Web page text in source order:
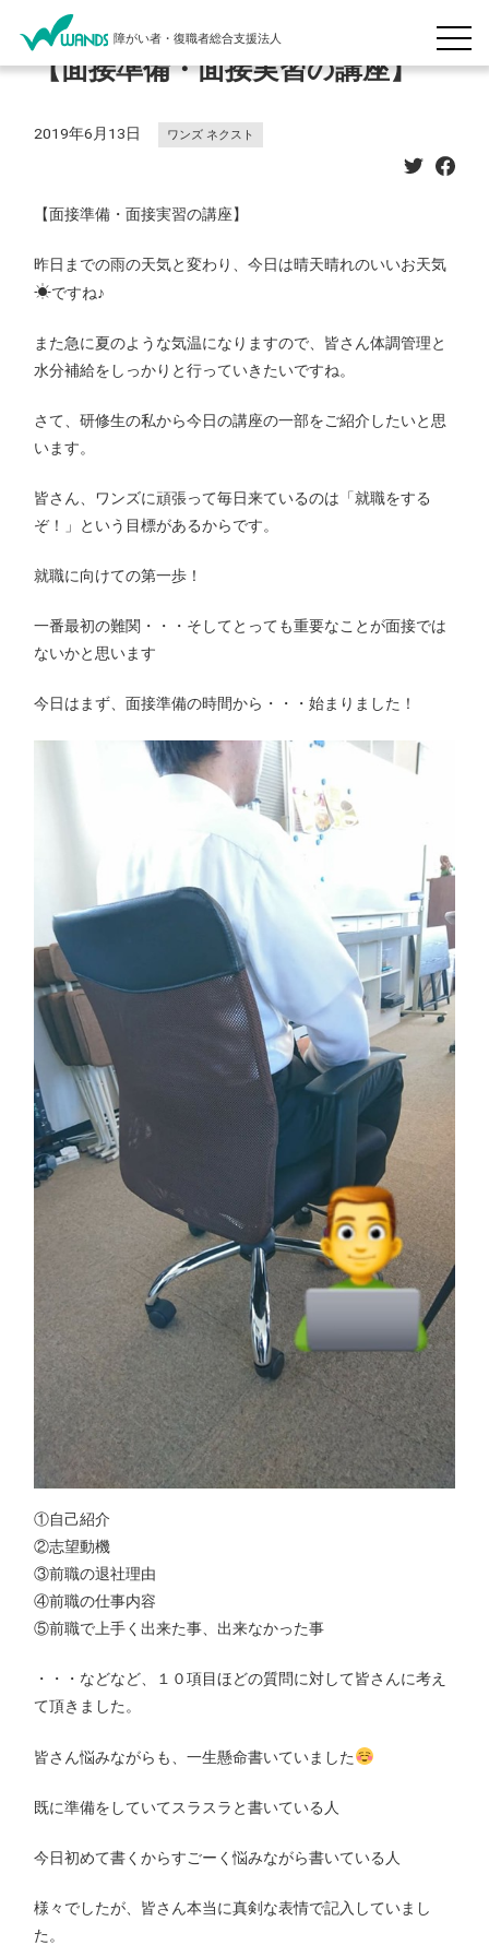
障がい者・復職者総合支援法人
【面接準備・面接実習の講座】
2019年6月13日 ワンズ ネクスト
【面接準備・面接実習の講座】
昨日までの雨の天気と変わり、今日は晴天晴れのいいお天気
☀ですね♪
また急に夏のような気温になりますので、皆さん体調管理と
水分補給をしっかりと行っていきたいですね。
さて、研修生の私から今日の講座の一部をご紹介したいと思
います。
皆さん、ワンズに頑張って毎日来ているのは「就職をする
ぞ！」という目標があるからです。
就職に向けての第一歩！
一番最初の難関・・・そしてとっても重要なことが面接では
ないかと思います
今日はまず、面接準備の時間から・・・始まりました！
①自己紹介
②志望動機
③前職の退社理由
④前職の仕事内容
⑤前職で上手く出来た事、出来なかった事
・・・などなど、１０項目ほどの質問に対して皆さんに考え
て頂きました。
皆さん悩みながらも、一生懸命書いていました
既に準備をしていてスラスラと書いている人
今日初めて書くからすごーく悩みながら書いている人
様々でしたが、皆さん本当に真剣な表情で記入していまし
た。